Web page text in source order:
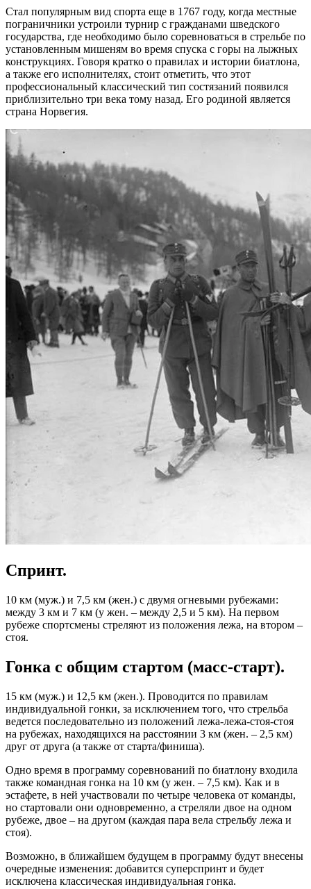
Стал популярным вид спорта еще в 1767 году, когда местные
пограничники устроили турнир с гражданами шведского
государства, где необходимо было соревноваться в стрельбе по
установленным мишеням во время спуска с горы на лыжных
конструкциях. Говоря кратко о правилах и истории биатлона,
а также его исполнителях, стоит отметить, что этот
профессиональный классический тип состязаний появился
приблизительно три века тому назад. Его родиной является
страна Норвегия.
Спринт.
10 км (муж.) и 7,5 км (жен.) с двумя огневыми рубежами:
между 3 км и 7 км (у жен. – между 2,5 и 5 км). На первом
рубеже спортсмены стреляют из положения лежа, на втором –
стоя.
Гонка с общим стартом (масс-старт).
15 км (муж.) и 12,5 км (жен.). Проводится по правилам
индивидуальной гонки, за исключением того, что стрельба
ведется последовательно из положений лежа-лежа-стоя-стоя
на рубежах, находящихся на расстоянии 3 км (жен. – 2,5 км)
друг от друга (а также от старта/финиша).
Одно время в программу соревнований по биатлону входила
также командная гонка на 10 км (у жен. – 7,5 км). Как и в
эстафете, в ней участвовали по четыре человека от команды,
но стартовали они одновременно, а стреляли двое на одном
рубеже, двое – на другом (каждая пара вела стрельбу лежа и
стоя).
Возможно, в ближайшем будущем в программу будут внесены
очередные изменения: добавится суперспринт и будет
исключена классическая индивидуальная гонка.